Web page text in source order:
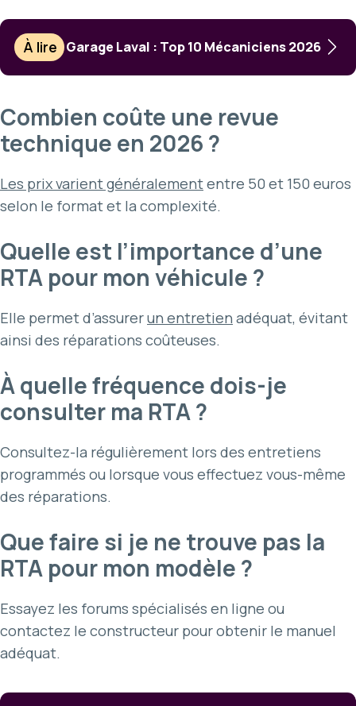
À lire Garage Laval : Top 10 Mécaniciens 2026
Combien coûte une revue
technique en 2026 ?
Les prix varient généralemententre 50 et 150 euros
selon le format et la complexité.
Quelle est l’importance d’une
RTA pour mon véhicule ?
Elle permet d’assurerun entretien adéquat, évitant
ainsi des réparations coûteuses.
À quelle fréquence dois-je
consulter ma RTA ?
Consultez-la régulièrement lors des entretiens
programmés ou lorsque vous effectuez vous-même
des réparations.
Que faire si je ne trouve pas la
RTA pour mon modèle ?
Essayez les forums spécialisés en ligne ou
contactez le constructeur pour obtenir le manuel
adéquat.